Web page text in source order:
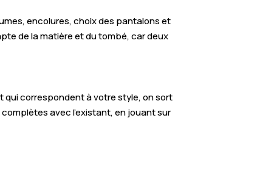
encolures, choix des pantalons et
de la matière et du tombé, car deux
qui correspondent à votre style, on sort
avec l’existant, en jouant sur